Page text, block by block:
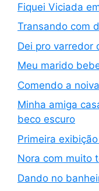
Fiquei Viciada
Transando com
Dei pro varredor
Meu marido
Comendo a
Minha amiga
beco escuro
Primeira
Nora com muito
Dando no